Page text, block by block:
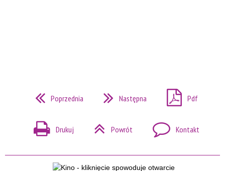
Poprzednia Następna Pdf
Drukuj Powrót Kontakt